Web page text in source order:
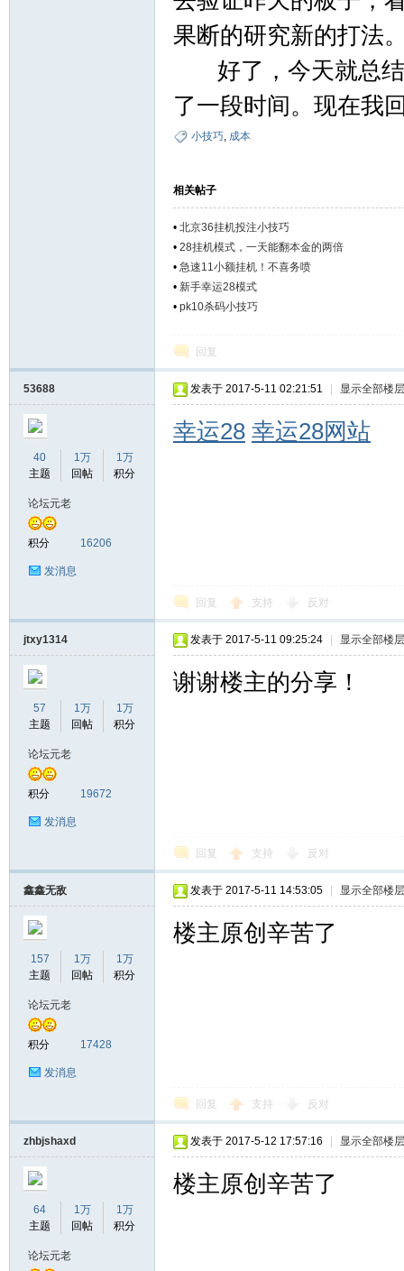
果断的研究新的打法
好了，今天就总结
了一段时间。现在我
小技巧, 成本
相关帖子
• 北京36挂机投注小技巧
• 28挂机模式，一天能翻本金的两倍
• 急速11小额挂机！不喜务喷
• 新手幸运28模式
• pk10杀码小技巧
回复
53688
40
主题
1万
回帖
1万
积分
论坛元老
积分 16206
发消息
发表于 2017-5-11 02:21:51 显示全部楼层
幸运28 幸运28网站
回复 支持 反对
jtxy1314
57
主题
1万
回帖
1万
积分
论坛元老
积分 19672
发消息
发表于 2017-5-11 09:25:24 显示全部楼层
谢谢楼主的分享！
回复 支持 反对
鑫鑫无敌
157
主题
1万
回帖
1万
积分
论坛元老
积分 17428
发消息
发表于 2017-5-11 14:53:05 显示全部楼层
楼主原创辛苦了
回复 支持 反对
zhbjshaxd
64
主题
1万
回帖
1万
积分
论坛元老
发表于 2017-5-12 17:57:16 显示全部楼层
楼主原创辛苦了